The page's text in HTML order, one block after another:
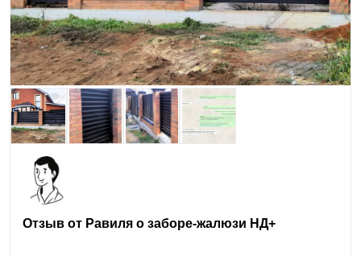
Отзыв от Равиля о заборе-жалюзи НД+